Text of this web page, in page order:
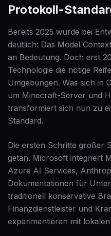
Protokoll-
Bereits 2025 wurde bei
deutlich: Das Model
an Bedeutung. Doch erst
Technologie die nötige
Umgebungen. Was sich in
um Minecraft-Server und
transformiert sich nun zu
Standard.
Die ersten Schritte großer
getan. Microsoft integriert
Azure AI Services,
Dokumentationen für
traditionell konservative
Finanzdienstleister und
experimentieren mit